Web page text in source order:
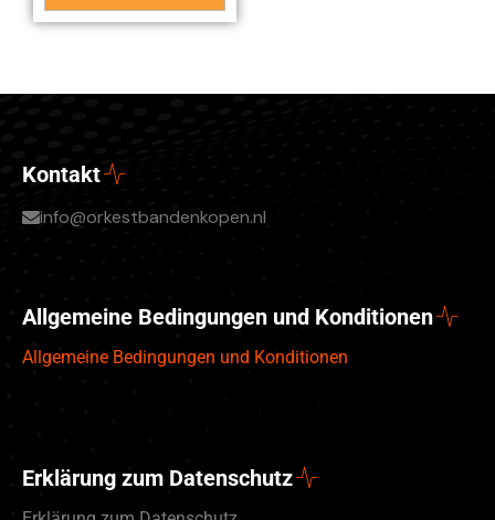
Kontakt
info@orkestbandenkopen.nl
Allgemeine Bedingungen und Konditionen
Allgemeine Bedingungen und Konditionen
Erklärung zum Datenschutz